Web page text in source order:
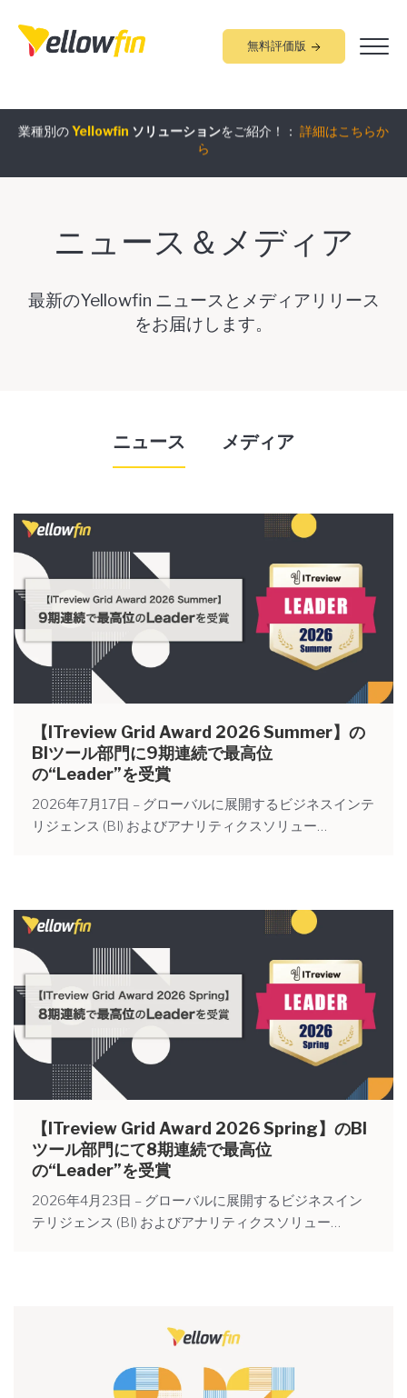
無料評価版
ら
ニュース＆メディア
最新のYellowfin ニュースとメディアリリース
をお届けします。
ニュース メディア
【ITreview Grid Award 2026 Summer】の
BIツール部門に9期連続で最高位
の“Leader”を受賞
2026年7月17日 – グローバルに展開するビジネスインテ
リジェンス (BI) およびアナリティクスソリュー…
【ITreview Grid Award 2026 Spring】のBI
ツール部門にて8期連続で最高位
の“Leader”を受賞
2026年4月23日 – グローバルに展開するビジネスイン
テリジェンス (BI) およびアナリティクスソリュー…